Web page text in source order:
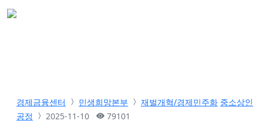
경제금융센터 민생희망본부 재벌개혁/경제민주화 중소상인
공정
2025-11-10 79101